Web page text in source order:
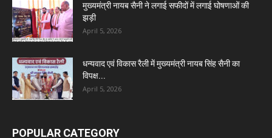
मुख्यमंत्री नायब सैनी ने लगाई सफीदों में लगाई घोषणाओं की
झड़ी
April 5, 2026
धन्यवाद एवं विकास रैली में मुख्यमंत्री नायब सिंह सैनी का
विपक्ष...
April 5, 2026
POPULAR CATEGORY